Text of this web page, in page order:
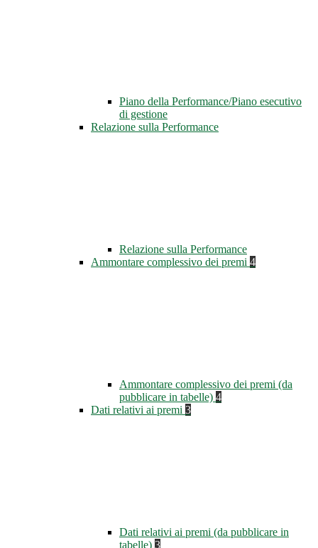
Piano della Performance/Piano esecutivo
di gestione
Relazione sulla Performance
Relazione sulla Performance
Ammontare complessivo dei premi 4
Ammontare complessivo dei premi (da
pubblicare in tabelle) 4
Dati relativi ai premi 3
Dati relativi ai premi (da pubblicare in
tabelle) 3